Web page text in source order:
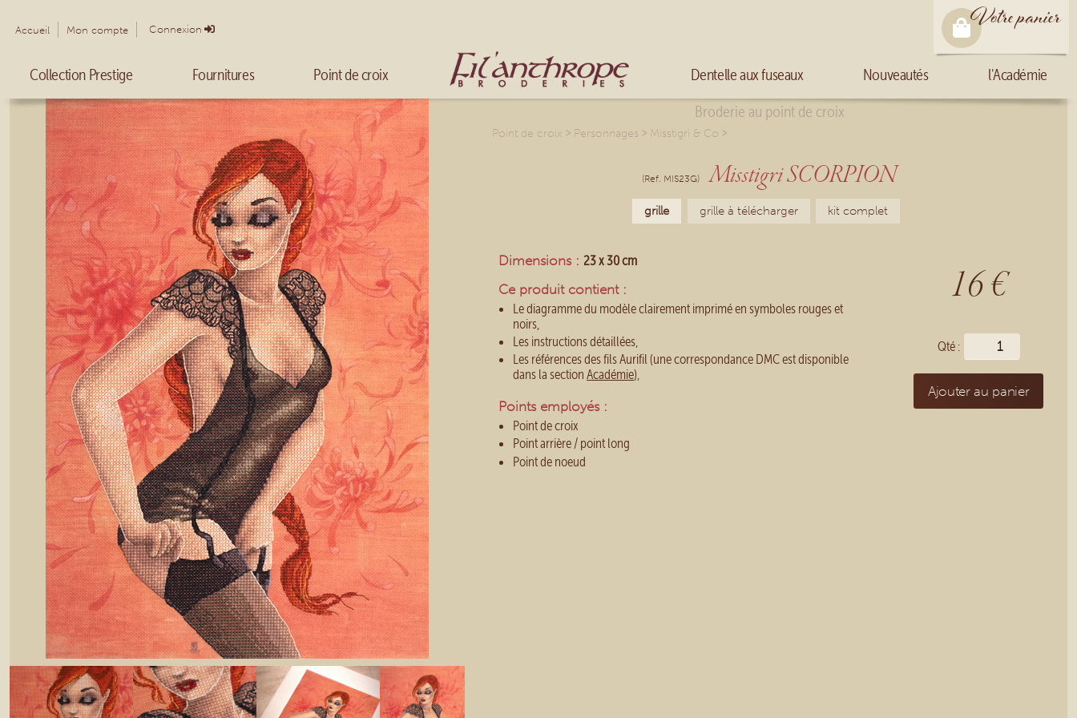
Accueil Mon compte Connexion Votre panier
Collection Prestige Fournitures Point de croix Accueil Dentelle aux fuseaux Nouveautés l'Académie
Broderie au point de croix
Point de croix > Personnages > Misstigri & Co >
(Ref. MIS23G) Misstigri SCORPION
grille grille à télécharger kit complet
Dimensions : 23 x 30 cm
Ce produit contient :
Le diagramme du modèle clairement imprimé en symboles rouges et
noirs,
Les instructions détaillées,
Les références des fils Aurifil (une correspondance DMC est disponible
dans la sectionAcadémie),
Points employés :
Point de croix
Point arrière / point long
Point de noeud
16 €
Qté :
Ajouter au panier